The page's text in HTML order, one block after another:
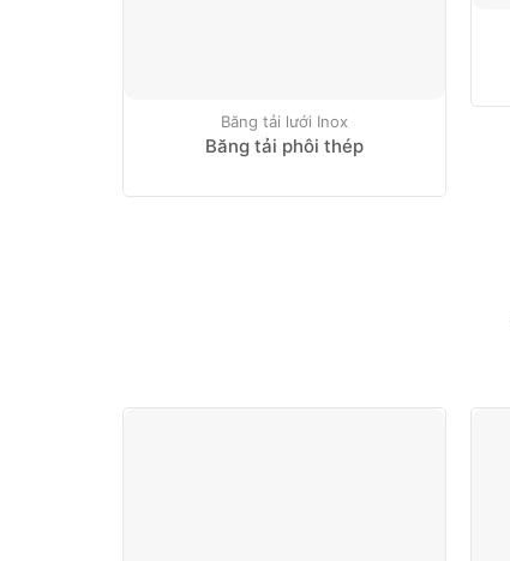
Băng tải lưới Inox
Băng tải phôi thép